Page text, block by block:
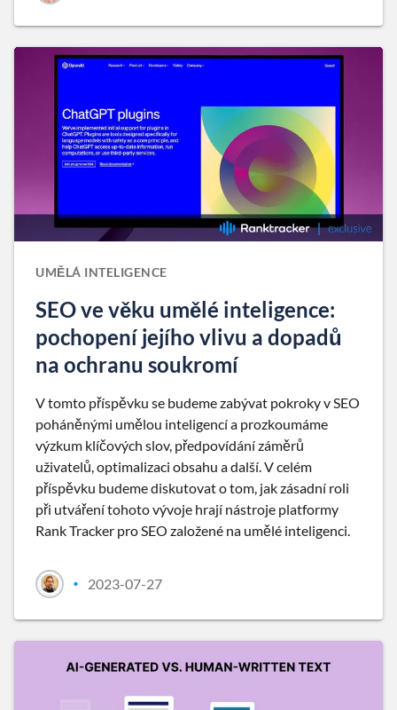
UMĚLÁ INTELIGENCE
SEO ve věku umělé inteligence:
pochopení jejího vlivu a dopadů
na ochranu soukromí
V tomto příspěvku se budeme zabývat pokroky v SEO
poháněnými umělou inteligencí a prozkoumáme
výzkum klíčových slov, předpovídání záměrů
uživatelů, optimalizaci obsahu a další. V celém
příspěvku budeme diskutovat o tom, jak zásadní roli
při utváření tohoto vývoje hrají nástroje platformy
Rank Tracker pro SEO založené na umělé inteligenci.
• 2023-07-27